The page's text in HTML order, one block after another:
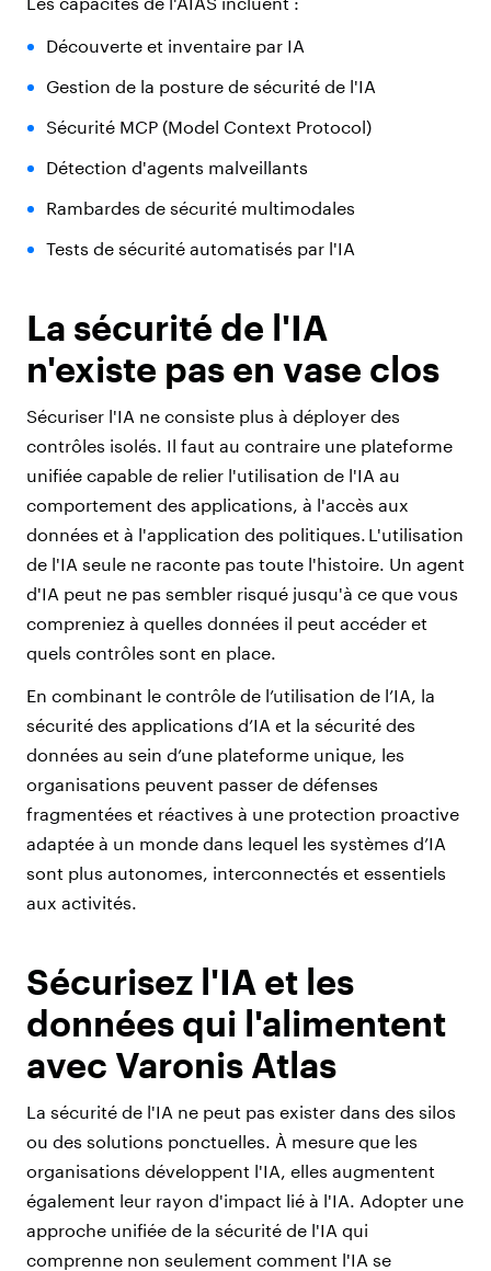
Découverte et inventaire par IA
Gestion de la posture de sécurité de l'IA
Sécurité MCP (Model Context Protocol)
Détection d'agents malveillants
Rambardes de sécurité multimodales
Tests de sécurité automatisés par l'IA
La sécurité de l'IA
n'existe pas en vase clos
Sécuriser l'IA ne consiste plus à déployer des
contrôles isolés. Il faut au contraire une plateforme
unifiée capable de relier l'utilisation de l'IA au
comportement des applications, à l'accès aux
données et à l'application des politiques. L'utilisation
de l'IA seule ne raconte pas toute l'histoire. Un agent
d'IA peut ne pas sembler risqué jusqu'à ce que vous
compreniez à quelles données il peut accéder et
quels contrôles sont en place.
En combinant le contrôle de l’utilisation de l’IA, la
sécurité des applications d’IA et la sécurité des
données au sein d’une plateforme unique, les
organisations peuvent passer de défenses
fragmentées et réactives à une protection proactive
adaptée à un monde dans lequel les systèmes d’IA
sont plus autonomes, interconnectés et essentiels
aux activités.
Sécurisez l'IA et les
données qui l'alimentent
avec Varonis Atlas
La sécurité de l'IA ne peut pas exister dans des silos
ou des solutions ponctuelles. À mesure que les
organisations développent l'IA, elles augmentent
également leur rayon d'impact lié à l'IA. Adopter une
approche unifiée de la sécurité de l'IA qui
comprenne non seulement comment l'IA se